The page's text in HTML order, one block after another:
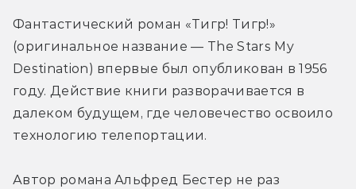
Фантастический роман «Тигр! Тигр!»
(оригинальное название — The Stars My
Destination) впервые был опубликован в 1956
году. Действие книги разворачивается в
далеком будущем, где человечество освоило
технологию телепортации.
Автор романа Альфред Бестер не раз